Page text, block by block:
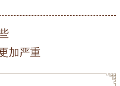
加严重